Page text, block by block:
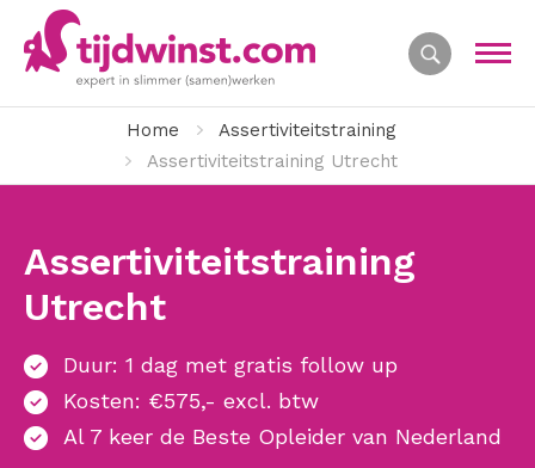
Home
Assertiviteitstraining
Assertiviteitstraining Utrecht
Assertiviteitstraining
Utrecht
Duur: 1 dag met gratis follow up
Kosten: €575,- excl. btw
Al 7 keer de Beste Opleider van Nederland